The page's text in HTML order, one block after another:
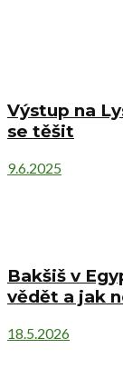
Výstup na
se těšit
9.6.2025
Bakšiš v
vědět a jak
18.5.2026